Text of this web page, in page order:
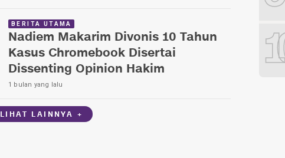
BERITA UTAMA
Nadiem Makarim Divonis 10 Tahun
Kasus Chromebook Disertai
Dissenting Opinion Hakim
1 bulan yang lalu
LIHAT LAINNYA +